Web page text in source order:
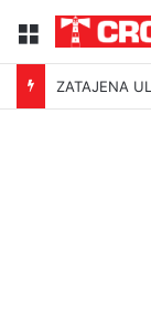
Menu
ZATAJENA